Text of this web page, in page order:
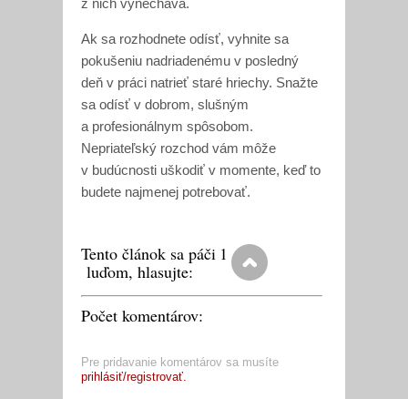
z nich vynecháva.
Ak sa rozhodnete odísť, vyhnite sa
pokušeniu nadriadenému v posledný
deň v práci natrieť staré hriechy. Snažte
sa odísť v dobrom, slušným
a profesionálnym spôsobom.
Nepriateľský rozchod vám môže
v budúcnosti uškodiť v momente, keď to
budete najmenej potrebovať.
Tento článok sa páči 1
luďom, hlasujte:
Počet komentárov:
Pre pridavanie komentárov sa musíte
prihlásiť/registrovať.